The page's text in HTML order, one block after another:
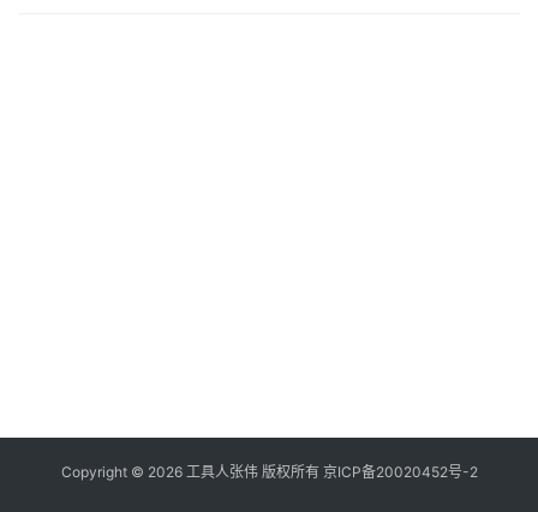
Copyright © 2026 工具人张伟版权所有 京ICP备20020452号-2